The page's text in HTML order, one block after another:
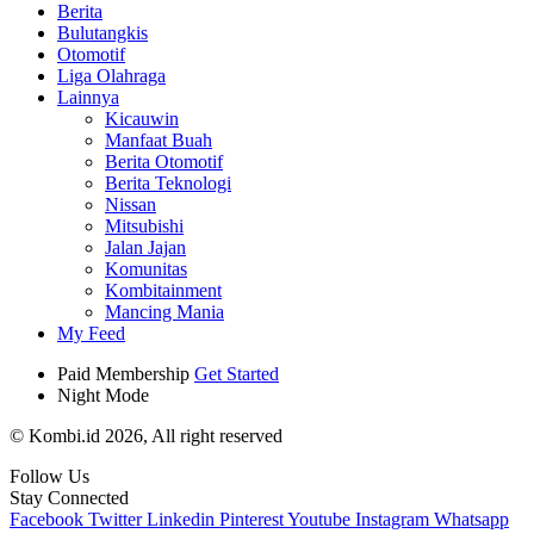
Berita
Bulutangkis
Otomotif
Liga Olahraga
Lainnya
Kicauwin
Manfaat Buah
Berita Otomotif
Berita Teknologi
Nissan
Mitsubishi
Jalan Jajan
Komunitas
Kombitainment
Mancing Mania
My Feed
Paid Membership Get Started
Night Mode
© Kombi.id 2026, All right reserved
Follow Us
Stay Connected
Facebook Twitter Linkedin PinterestYoutube Instagram Whatsapp